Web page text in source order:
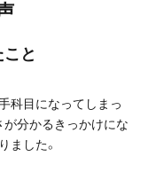
請求
と
科目になってしまっ
が分かるきっかけにな
ました。